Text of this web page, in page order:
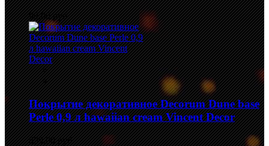
99,00 руб.
Покрытие декоративное Decorum Dune base
Perle 0,9 л hawaiian cream Vincent Decor
839,00 руб.